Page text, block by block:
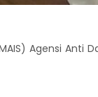
Agensi Anti